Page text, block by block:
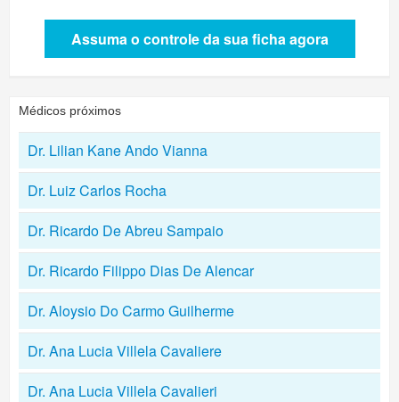
Assuma o controle da sua ficha agora
Médicos próximos
Dr. Lilian Kane Ando Vianna
Dr. Luiz Carlos Rocha
Dr. Ricardo De Abreu Sampaio
Dr. Ricardo Filippo Dias De Alencar
Dr. Aloysio Do Carmo Guilherme
Dr. Ana Lucia Villela Cavaliere
Dr. Ana Lucia Villela Cavalieri